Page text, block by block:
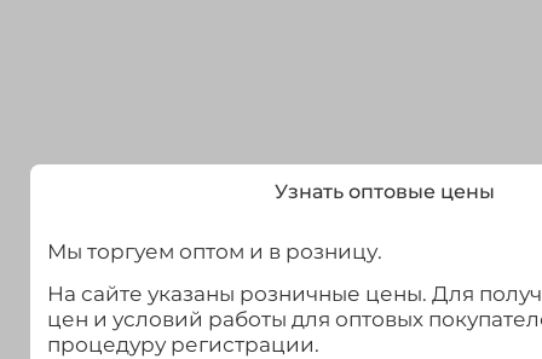
Узнать оптовые цены
Мы торгуем оптом и в розницу.
На сайте указаны розничные цены. Для
цен и условий работы для оптовых
процедуру регистрации.